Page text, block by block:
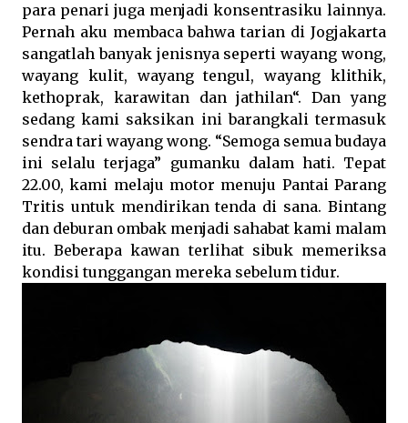
para penari juga menjadi konsentrasiku lainnya.
Pernah aku membaca bahwa tarian di Jogjakarta
sangatlah banyak jenisnya seperti wayang wong,
wayang kulit, wayang tengul, wayang klithik,
kethoprak, karawitan dan jathilan“. Dan yang
sedang kami saksikan ini barangkali termasuk
sendra tari wayang wong. “Semoga semua budaya
ini selalu terjaga” gumanku dalam hati. Tepat
22.00, kami melaju motor menuju Pantai Parang
Tritis untuk mendirikan tenda di sana. Bintang
dan deburan ombak menjadi sahabat kami malam
itu. Beberapa kawan terlihat sibuk memeriksa
kondisi tunggangan mereka sebelum tidur.